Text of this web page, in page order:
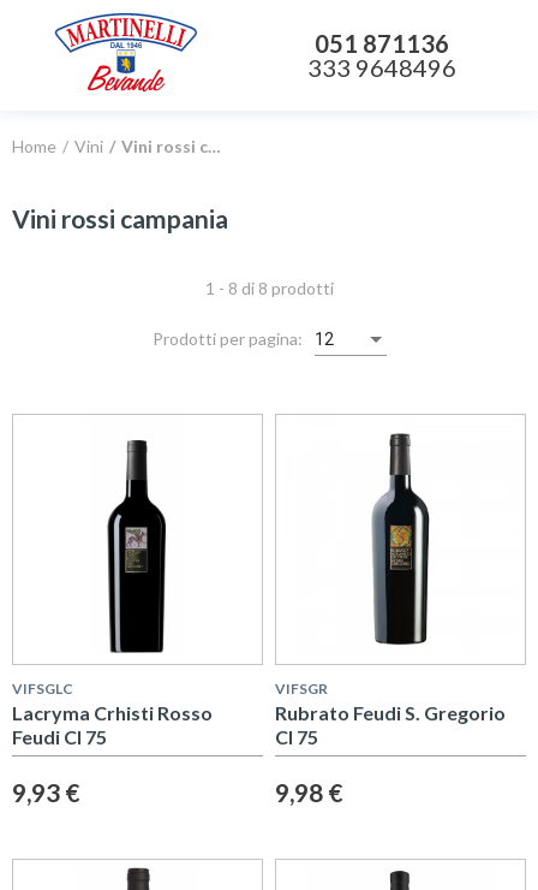
051 871136
333 9648496
Home Vini Vini rossi campania
Vini rossi campania
1 - 8 di 8 prodotti
Prodotti per pagina: 12
VIFSGLC
Lacryma Crhisti Rosso
Feudi Cl 75
9,93 €
VIFSGR
Rubrato Feudi S. Gregorio
Cl 75
9,98 €